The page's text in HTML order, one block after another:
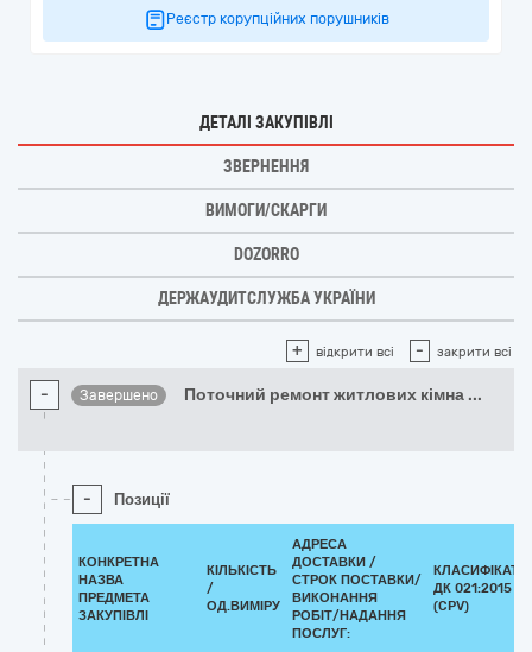
Реєстр корупційних порушників
ДЕТАЛІ ЗАКУПІВЛІ
ЗВЕРНЕННЯ
ВИМОГИ/СКАРГИ
DOZORRO
ДЕРЖАУДИТСЛУЖБА УКРАЇНИ
+ відкрити всі - закрити всі
- Завершено Поточний ремонт житлових кімна ...
- Позиції
КОНКРЕТНА
НАЗВА
ПРЕДМЕТА
ЗАКУПІВЛІ
КІЛЬКІСТЬ
/
ОД.ВИМІРУ
АДРЕСА
ДОСТАВКИ /
СТРОК ПОСТАВКИ/
ВИКОНАННЯ
РОБІТ/НАДАННЯ
ПОСЛУГ:
ДК 021:2015
(CPV)